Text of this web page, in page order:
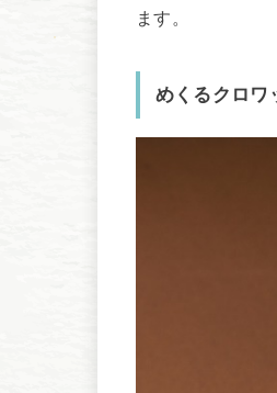
ます。
めくるクロワ